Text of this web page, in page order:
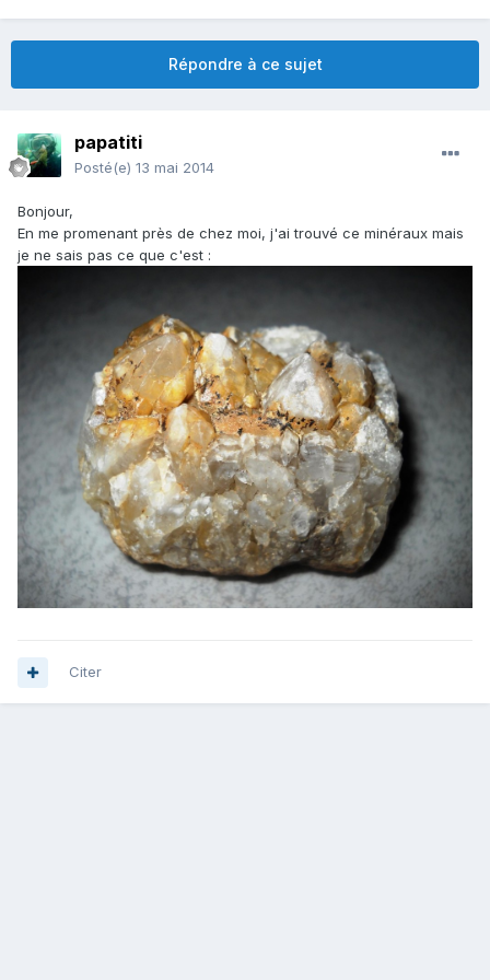
Répondre à ce sujet
papatiti
Posté(e) 13 mai 2014
Bonjour,
En me promenant près de chez moi, j'ai trouvé ce minéraux mais
je ne sais pas ce que c'est :
Citer